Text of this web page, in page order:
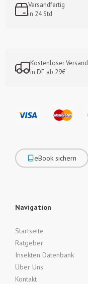
Versandfertig
in 24 Std
Kostenloser Versand
in DE ab 29€
eBook sichern
Navigation
Startseite
Ratgeber
Insekten Datenbank
Über Uns
Kontakt